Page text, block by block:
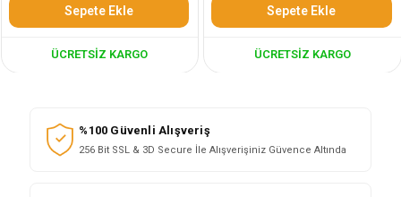
Sepete Ekle
ÜCRETSIZ KARGO
Sepete Ekle
ÜCRETSIZ KARGO
%100 Güvenli Alışveriş
256 Bit SSL & 3D Secure İle Alışverişiniz Güvence Altında